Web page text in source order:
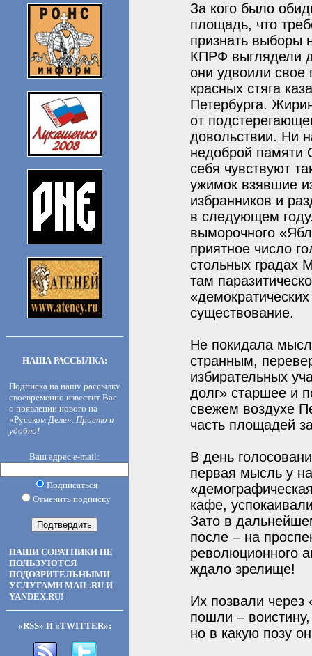
НАША РАССЫЛКА:
Подписка на нашу рассылку
своевременно известит Вас
о появлении нового на
«Русском Деле». Просто и
удобно!
Ваш адрес e-mail:
Подписаться
Отменить подписку
НАШИ СОРАТНИКИ НЕ
ПОЛЬЗУЮТСЯ
ПОДОЗРИТЕЛЬНЫМИ
УСЛУГАМИ MAIL.RU И
YANDEX.RU!
«RSS» И «TWITTER»:
За кого было
площадь, что
признать выборы
КПРФ выглядели
они удвоили свое
красных стяга
Петербурга.
от
довольствии. Ни
недоброй памяти
себя чувствуют
ужимок взявшие
избранников и
в следующем
выморочного
приятное число
стольных градах
там
существование.
Не покидала
странным,
избирательных
долг» старшее и
свежем воздухе
часть площадей
В день
первая мысль у
кафе,
Зато в
после – на
революционного
ждало зрелище!
Их позвали через
пошли –
но в какую позу